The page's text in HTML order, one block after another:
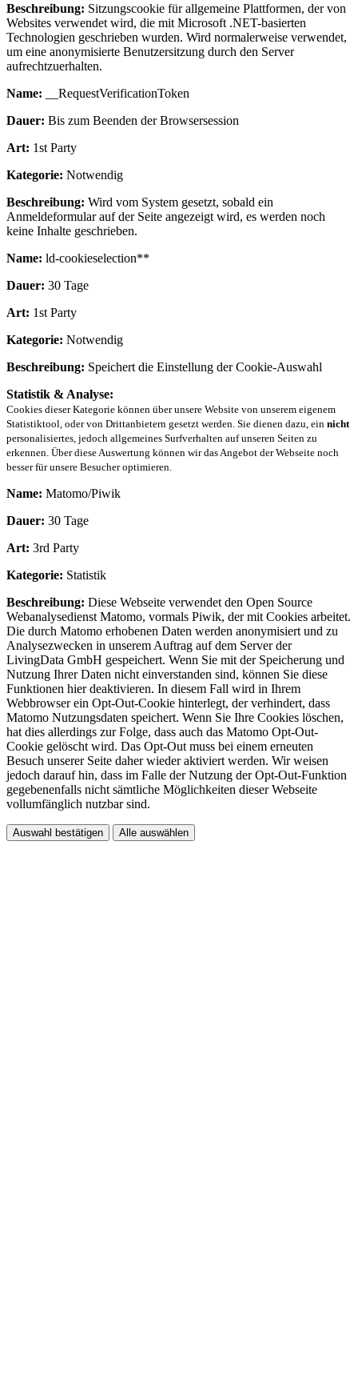
Beschreibung: Sitzungscookie für allgemeine Plattformen, der von
Websites verwendet wird, die mit Microsoft .NET-basierten
Technologien geschrieben wurden. Wird normalerweise verwendet,
um eine anonymisierte Benutzersitzung durch den Server
aufrechtzuerhalten.
Name: __RequestVerificationToken
Dauer: Bis zum Beenden der Browsersession
Art: 1st Party
Kategorie: Notwendig
Beschreibung: Wird vom System gesetzt, sobald ein
Anmeldeformular auf der Seite angezeigt wird, es werden noch
keine Inhalte geschrieben.
Name: ld-cookieselection**
Dauer: 30 Tage
Art: 1st Party
Kategorie: Notwendig
Beschreibung: Speichert die Einstellung der Cookie-Auswahl
Statistik & Analyse:
Cookies dieser Kategorie können über unsere Website von unserem eigenem
Statistiktool, oder von Drittanbietern gesetzt werden. Sie dienen dazu, ein nicht
personalisiertes, jedoch allgemeines Surfverhalten auf unseren Seiten zu
erkennen. Über diese Auswertung können wir das Angebot der Webseite noch
besser für unsere Besucher optimieren.
Name: Matomo/Piwik
Dauer: 30 Tage
Art: 3rd Party
Kategorie: Statistik
Beschreibung: Diese Webseite verwendet den Open Source
Webanalysedienst Matomo, vormals Piwik, der mit Cookies arbeitet.
Die durch Matomo erhobenen Daten werden anonymisiert und zu
Analysezwecken in unserem Auftrag auf dem Server der
LivingData GmbH gespeichert. Wenn Sie mit der Speicherung und
Nutzung Ihrer Daten nicht einverstanden sind, können Sie diese
Funktionen hier deaktivieren. In diesem Fall wird in Ihrem
Webbrowser ein Opt-Out-Cookie hinterlegt, der verhindert, dass
Matomo Nutzungsdaten speichert. Wenn Sie Ihre Cookies löschen,
hat dies allerdings zur Folge, dass auch das Matomo Opt-Out-
Cookie gelöscht wird. Das Opt-Out muss bei einem erneuten
Besuch unserer Seite daher wieder aktiviert werden. Wir weisen
jedoch darauf hin, dass im Falle der Nutzung der Opt-Out-Funktion
gegebenenfalls nicht sämtliche Möglichkeiten dieser Webseite
vollumfänglich nutzbar sind.
Auswahl bestätigen Alle auswählen